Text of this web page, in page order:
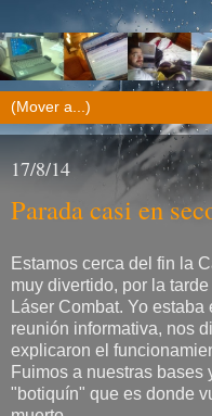
17/8/14
Parada casi en
Estamos cerca del fin la
muy divertido, por la
Láser Combat. Yo
reunión informativa, nos
explicaron el
Fuimos a nuestras bases
"botiquín" que es donde